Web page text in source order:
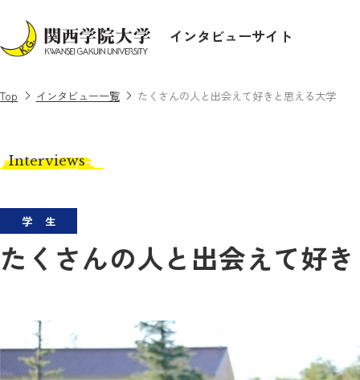
インタビューサイト
Top インタビュー一覧 たくさんの人と出会えて好きと思える大学
Interviews
学生
たくさんの人と出会えて好